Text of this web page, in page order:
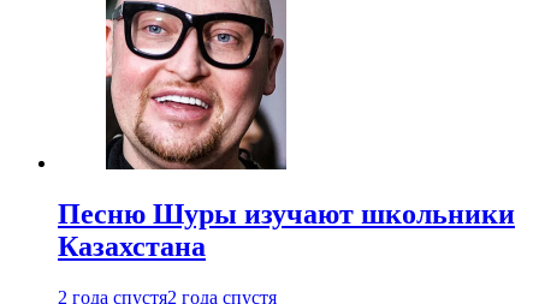
Песню Шуры изучают школьники
Казахстана
2 года спустя2 года спустя